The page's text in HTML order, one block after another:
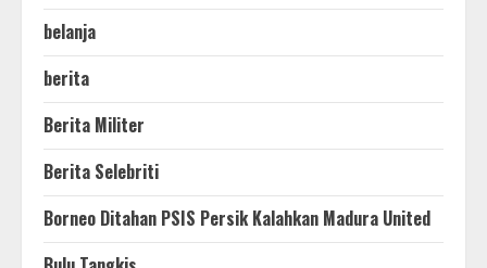
belanja
berita
Berita Militer
Berita Selebriti
Borneo Ditahan PSIS Persik Kalahkan Madura United